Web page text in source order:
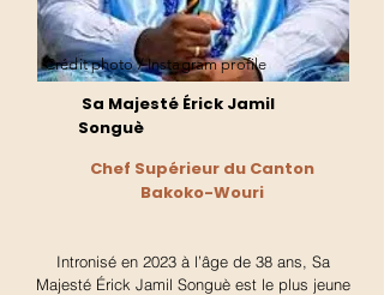
Crédit photo / Instagram profile
Sa Majesté Érick Jamil
Songuè
Chef Supérieur du Canton
Bakoko-Wouri
Intronisé en 2023 à l’âge de 38 ans, Sa
Majesté Érick Jamil Songuè est le plus jeune